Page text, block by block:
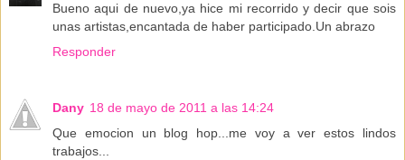
Bueno aqui de nuevo,ya hice mi recorrido y decir que sois
unas artistas,encantada de haber participado.Un abrazo
Responder
Dany 18 de mayo de 2011 a las 14:24
Que emocion un blog hop...me voy a ver estos lindos
trabajos...